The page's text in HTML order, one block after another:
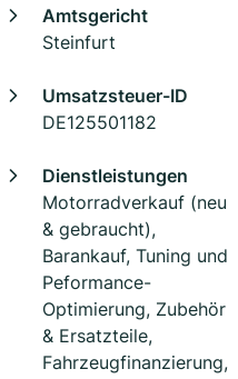
Amtsgericht
Steinfurt
Umsatzsteuer-ID
DE125501182
Dienstleistungen
Motorradverkauf (neu
& gebraucht),
Barankauf, Tuning und
Peformance-
Optimierung, Zubehör
& Ersatzteile,
Fahrzeugfinanzierung,